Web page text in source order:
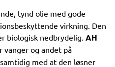
tynd olie med gode
virkning. Den
biologisk nedbrydelig. AH
vanger og andet på
med at den løsner